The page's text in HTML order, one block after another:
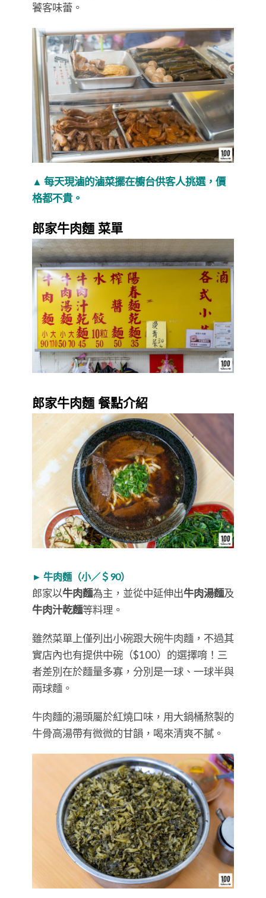
饕客味蕾。
▲ 每天現滷的滷菜擺在櫥台供客人挑選，價
格都不貴。
郎家牛肉麵 菜單
郎家牛肉麵 餐點介紹
► 牛肉麵（小／＄90）
郎家以牛肉麵為主，並從中延伸出牛肉湯麵及
牛肉汁乾麵等料理。
雖然菜單上僅列出小碗跟大碗牛肉麵，不過其
實店內也有提供中碗（$100）的選擇唷！三
者差別在於麵量多寡，分別是一球、一球半與
兩球麵。
牛肉麵的湯頭屬於紅燒口味，用大鍋桶熬製的
牛骨高湯帶有微微的甘韻，喝來清爽不膩。